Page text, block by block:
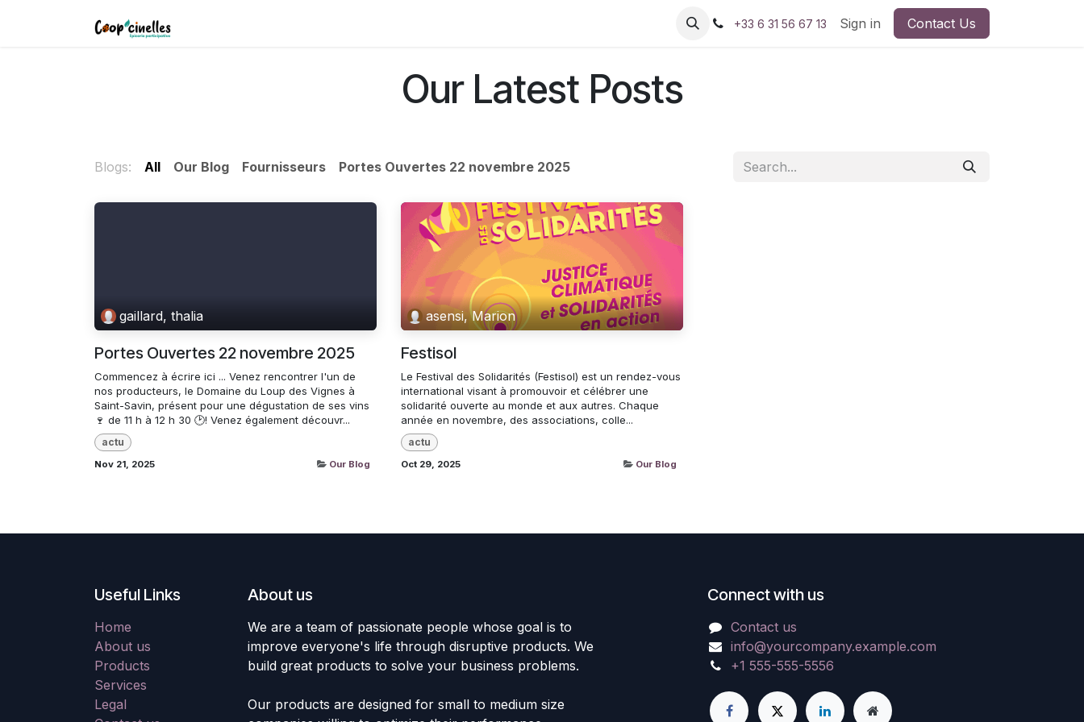
+33 6 31 56 67 13 Sign in Contact Us
Our Latest Posts
Blogs: All Our Blog Fournisseurs Portes Ouvertes 22 novembre 2025
gaillard, thalia
Portes Ouvertes 22 novembre 2025
Commencez à écrire ici ... Venez rencontrer l'un de
nos producteurs, le Domaine du Loup des Vignes à
Saint-Savin, présent pour une dégustation de ses vins
🍷 de 11 h à 12 h 30 🕑! Venez également découvr...
actu
Nov 21, 2025 Our Blog
asensi, Marion
Festisol
Le Festival des Solidarités (Festisol) est un rendez-vous
international visant à promouvoir et célébrer une
solidarité ouverte au monde et aux autres. Chaque
année en novembre, des associations, colle...
actu
Oct 29, 2025 Our Blog
Useful Links
Home
About us
Products
Services
Legal
About us
We are a team of passionate people whose goal is to
improve everyone's life through disruptive products. We
build great products to solve your business problems.
Our products are designed for small to medium size
Connect with us
Contact us
info@yourcompany.example.com
+1 555-555-5556